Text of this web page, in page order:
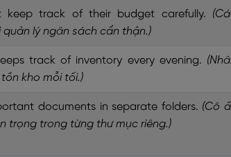
keep track of their budget carefully.
lý ngân sách cẩn thận.)
track of inventory every evening.
kho mỗi tối.)
documents in separate folders. (Cô
trọng trong từng thư mục riêng.)